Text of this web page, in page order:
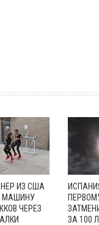
ИЗ США
МАШИНУ
ЧЕРЕЗ
ЗА 100